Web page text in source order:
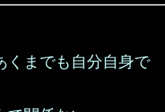
くまでも自分自身で